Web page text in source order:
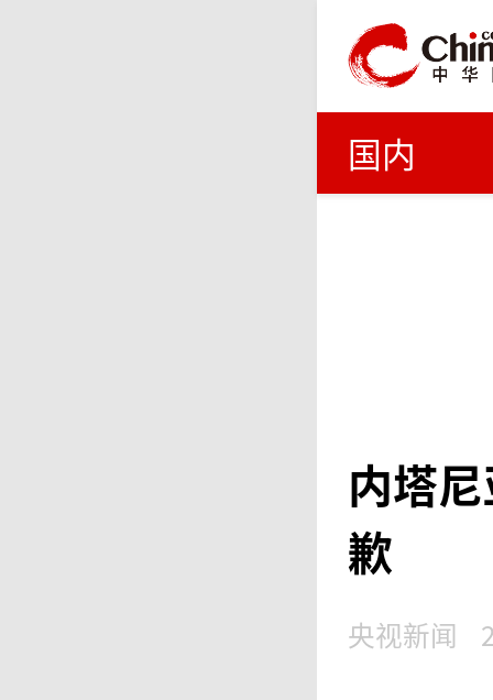
国内
内塔
歉
央视新闻